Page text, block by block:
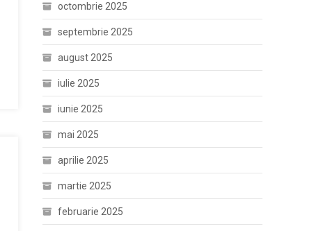
octombrie 2025
septembrie 2025
august 2025
iulie 2025
iunie 2025
mai 2025
aprilie 2025
martie 2025
februarie 2025